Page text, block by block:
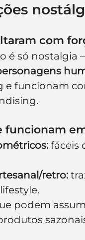
com
é só nostalgia
e funcionam
funcionam
fáceis
retro:
podem